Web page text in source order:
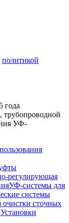
политикой
года
трубопроводной
УФ-
регулирующая
УФ-системы для
системы
очистки сточных
Установки